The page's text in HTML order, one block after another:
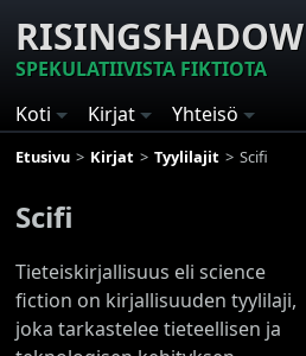
RISINGSHADOW
SPEKULATIIVISTA FIKTIOTA
Koti
Kirjat Yhteisö
Etusivu Kirjat Tyylilajit Scifi
Scifi
Tieteiskirjallisuus eli science
fiction on kirjallisuuden tyylilaji,
joka tarkastelee tieteellisen ja